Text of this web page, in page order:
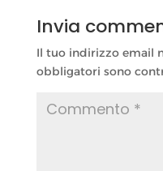
Invia
Il tuo indirizzo email
obbligatori sono